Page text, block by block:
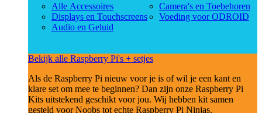
Alle Accessoires
Displays en Touchscreens
Audio en Geluid
Camera's en Toebehoren
Voeding voor ODROID
Bekijk alle Raspberry Pi's + setjes
Als de Raspberry Pi nieuw voor je is of wil je een kant en
klare set om mee te beginnen? Dan zijn onze Raspberry Pi
Kits uitstekend geschikt voor jou. Wij hebben kit samen
gesteld voor Noobs tot echte Raspberry Pi Ninjas.